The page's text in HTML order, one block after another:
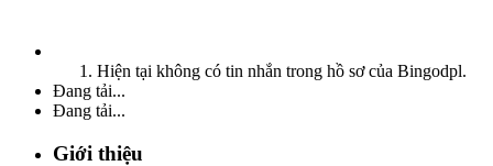
Hiện tại không có tin nhắn trong hồ sơ của Bingodpl.
Đang tải...
Đang tải...
Giới thiệu